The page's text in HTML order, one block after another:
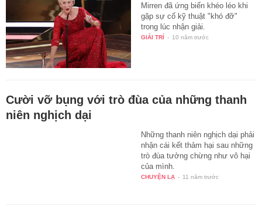
Mirren đã ứng biến khéo léo khi
gặp sự cố kỹ thuật "khó đỡ"
trong lúc nhận giải.
GIẢI TRÍ - 10 năm trước
Cười vỡ bụng với trò đùa của những thanh
niên nghịch dại
Những thanh niên nghịch dại phải
nhận cái kết thảm hại sau những
trò đùa tưởng chừng như vô hại
của mình.
CHUYỆN LẠ - 11 năm trước